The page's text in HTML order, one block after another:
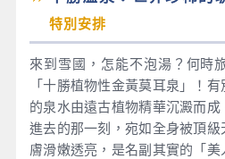
特別安排
來到雪國，怎能不泡湯？何時
「十勝植物性金黃莫耳泉」！
的泉水由遠古植物精華沉澱而
進去的那一刻，宛如全身被頂
膚滑嫩透亮，是名副其實的「